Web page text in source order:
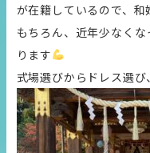
が在籍しているので、
もちろん、近年少なく
ります
式場選びからドレス選